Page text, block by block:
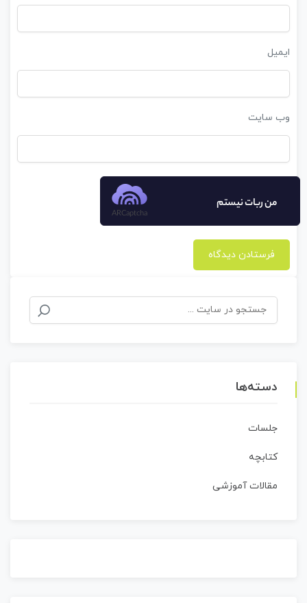
ایمیل
وب‌ سایت
من ربات نیستم
ARCaptcha
جستجو
برای:
دسته‌ها
جلسات
کتابچه
مقالات آموزشی